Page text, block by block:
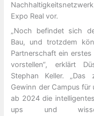
Expo Real vor.
„Noch befindet sich
Bau, und trotzdem
Partnerschaft ein
vorstellen“, erklärt
Stephan Keller. „Das
Gewinn der Campus für
ab 2024 die
ups und